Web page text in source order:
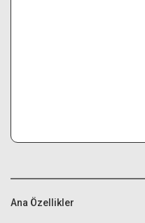
Ana Özellikler